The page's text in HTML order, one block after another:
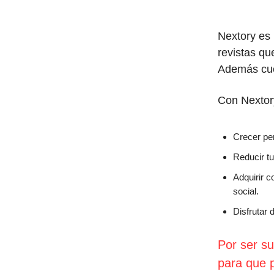
Nextory es
revistas
Además
Con
Crecer
Reducir
Adquirir
social.
Disfrutar
Por ser
para que